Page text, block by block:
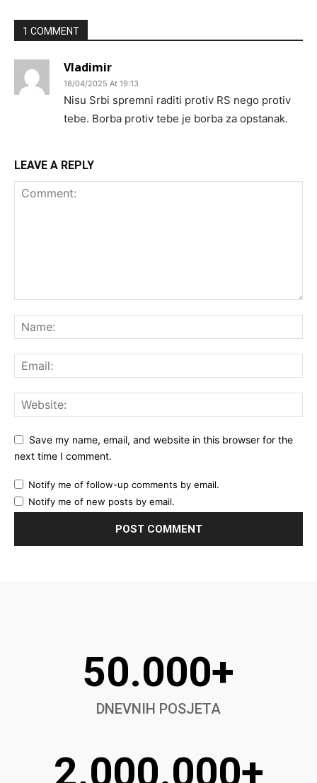
1 COMMENT
Vladimir
18/04/2025 At 19:13
Nisu Srbi spremni raditi protiv RS nego protiv
tebe. Borba protiv tebe je borba za opstanak.
LEAVE A REPLY
Save my name, email, and website in this browser for the
next time I comment.
Notify me of follow-up comments by email.
Notify me of new posts by email.
50.000+
DNEVNIH POSJETA
2.000.000+